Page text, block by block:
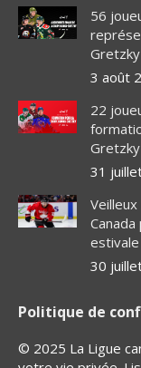
in
new
in
new
window
in
new
window
in
new
56
3 août
22
31
estivale
30
Politique de
© 2025 La Ligue